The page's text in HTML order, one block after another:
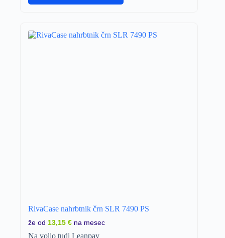
RivaCase nahrbtnik črn SLR 7490 PS
že od 13,15 € na mesec
Na voljo tudi Leanpay